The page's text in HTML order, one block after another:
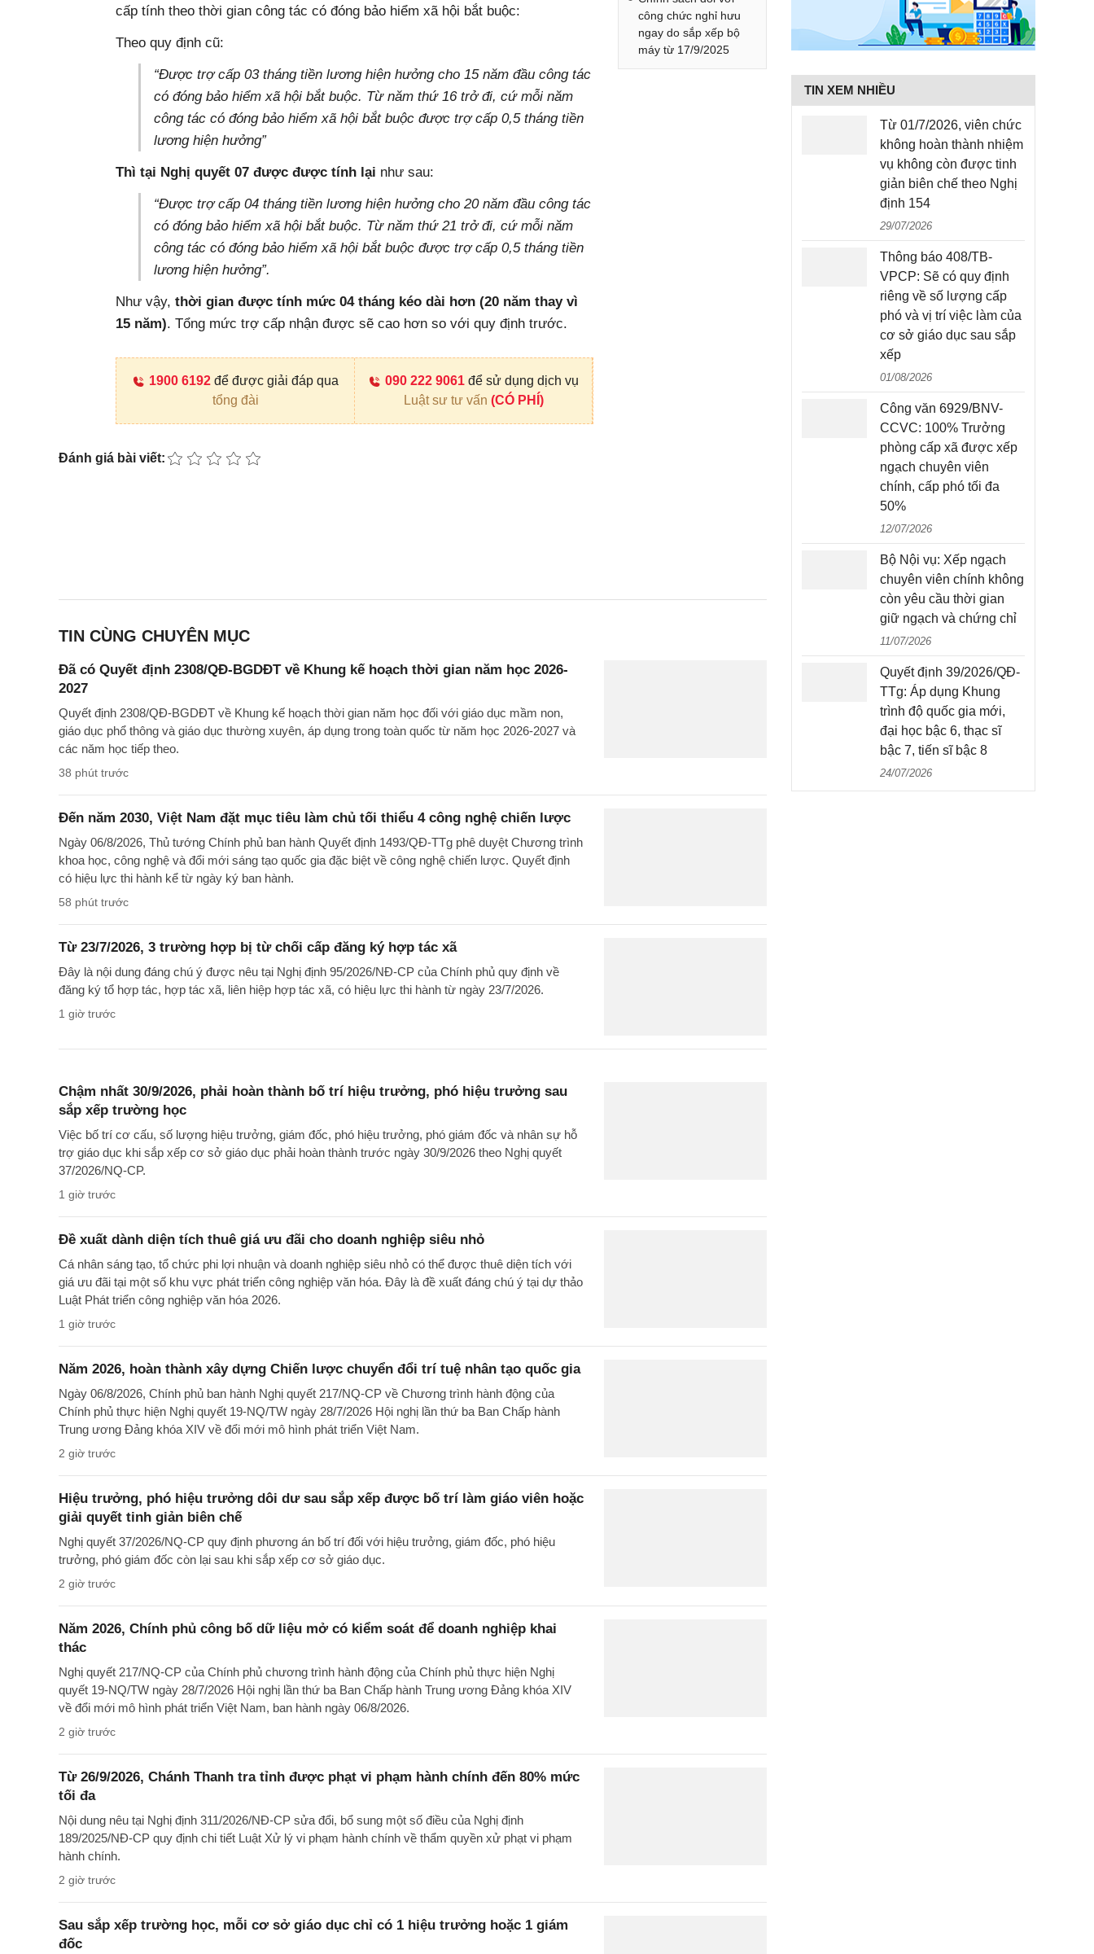
cấp tính theo thời gian công tác có đóng bảo hiểm xã hội bắt buộc:
Theo quy định cũ:
“Được trợ cấp 03 tháng tiền lương hiện hưởng cho 15 năm đầu công tác
có đóng bảo hiểm xã hội bắt buộc. Từ năm thứ 16 trở đi, cứ mỗi năm
công tác có đóng bảo hiểm xã hội bắt buộc được trợ cấp 0,5 tháng tiền
lương hiện hưởng”
Thì tại Nghị quyết 07 được được tính lại như sau:
“Được trợ cấp 04 tháng tiền lương hiện hưởng cho 20 năm đầu công tác
có đóng bảo hiểm xã hội bắt buộc. Từ năm thứ 21 trở đi, cứ mỗi năm
công tác có đóng bảo hiểm xã hội bắt buộc được trợ cấp 0,5 tháng tiền
lương hiện hưởng”.
Như vậy, thời gian được tính mức 04 tháng kéo dài hơn (20 năm thay vì
15 năm). Tổng mức trợ cấp nhận được sẽ cao hơn so với quy định trước.
1900 6192 để được giải đáp qua
tổng đài
090 222 9061 để sử dụng dịch vụ
Luật sư tư vấn (CÓ PHÍ)
Đánh giá bài viết:
công chức nghỉ hưu
ngay do sắp xếp bộ
máy từ 17/9/2025
TIN CÙNG CHUYÊN MỤC
Đã có Quyết định 2308/QĐ-BGDĐT về Khung kế hoạch thời gian năm học 2026-
2027
Quyết định 2308/QĐ-BGDĐT về Khung kế hoạch thời gian năm học đối với giáo dục mầm non,
giáo dục phổ thông và giáo dục thường xuyên, áp dụng trong toàn quốc từ năm học 2026-2027 và
các năm học tiếp theo.
38 phút trước
Đến năm 2030, Việt Nam đặt mục tiêu làm chủ tối thiểu 4 công nghệ chiến lược
Ngày 06/8/2026, Thủ tướng Chính phủ ban hành Quyết định 1493/QĐ-TTg phê duyệt Chương trình
khoa học, công nghệ và đổi mới sáng tạo quốc gia đặc biệt về công nghệ chiến lược. Quyết định
có hiệu lực thi hành kể từ ngày ký ban hành.
58 phút trước
Từ 23/7/2026, 3 trường hợp bị từ chối cấp đăng ký hợp tác xã
Đây là nội dung đáng chú ý được nêu tại Nghị định 95/2026/NĐ-CP của Chính phủ quy định về
đăng ký tổ hợp tác, hợp tác xã, liên hiệp hợp tác xã, có hiệu lực thi hành từ ngày 23/7/2026.
1 giờ trước
Chậm nhất 30/9/2026, phải hoàn thành bố trí hiệu trưởng, phó hiệu trưởng sau
sắp xếp trường học
Việc bố trí cơ cấu, số lượng hiệu trưởng, giám đốc, phó hiệu trưởng, phó giám đốc và nhân sự hỗ
trợ giáo dục khi sắp xếp cơ sở giáo dục phải hoàn thành trước ngày 30/9/2026 theo Nghị quyết
37/2026/NQ-CP.
1 giờ trước
Đề xuất dành diện tích thuê giá ưu đãi cho doanh nghiệp siêu nhỏ
Cá nhân sáng tạo, tổ chức phi lợi nhuận và doanh nghiệp siêu nhỏ có thể được thuê diện tích với
giá ưu đãi tại một số khu vực phát triển công nghiệp văn hóa. Đây là đề xuất đáng chú ý tại dự thảo
Luật Phát triển công nghiệp văn hóa 2026.
1 giờ trước
Năm 2026, hoàn thành xây dựng Chiến lược chuyển đổi trí tuệ nhân tạo quốc gia
Ngày 06/8/2026, Chính phủ ban hành Nghị quyết 217/NQ-CP về Chương trình hành động của
Chính phủ thực hiện Nghị quyết 19-NQ/TW ngày 28/7/2026 Hội nghị lần thứ ba Ban Chấp hành
Trung ương Đảng khóa XIV về đổi mới mô hình phát triển Việt Nam.
2 giờ trước
Hiệu trưởng, phó hiệu trưởng dôi dư sau sắp xếp được bố trí làm giáo viên hoặc
giải quyết tinh giản biên chế
Nghị quyết 37/2026/NQ-CP quy định phương án bố trí đối với hiệu trưởng, giám đốc, phó hiệu
trưởng, phó giám đốc còn lại sau khi sắp xếp cơ sở giáo dục.
2 giờ trước
Năm 2026, Chính phủ công bố dữ liệu mở có kiểm soát để doanh nghiệp khai
thác
Nghị quyết 217/NQ-CP của Chính phủ chương trình hành động của Chính phủ thực hiện Nghị
quyết 19-NQ/TW ngày 28/7/2026 Hội nghị lần thứ ba Ban Chấp hành Trung ương Đảng khóa XIV
về đổi mới mô hình phát triển Việt Nam, ban hành ngày 06/8/2026.
2 giờ trước
Từ 26/9/2026, Chánh Thanh tra tỉnh được phạt vi phạm hành chính đến 80% mức
tối đa
Nội dung nêu tại Nghị định 311/2026/NĐ-CP sửa đổi, bổ sung một số điều của Nghị định
189/2025/NĐ-CP quy định chi tiết Luật Xử lý vi phạm hành chính về thẩm quyền xử phạt vi phạm
hành chính.
2 giờ trước
Sau sắp xếp trường học, mỗi cơ sở giáo dục chỉ có 1 hiệu trưởng hoặc 1 giám
đốc
TIN XEM NHIỀU
Từ 01/7/2026, viên chức
không hoàn thành nhiệm
vụ không còn được tinh
giản biên chế theo Nghị
định 154
29/07/2026
Thông báo 408/TB-
VPCP: Sẽ có quy định
riêng về số lượng cấp
phó và vị trí việc làm của
cơ sở giáo dục sau sắp
xếp
01/08/2026
Công văn 6929/BNV-
CCVC: 100% Trưởng
phòng cấp xã được xếp
ngạch chuyên viên
chính, cấp phó tối đa
50%
12/07/2026
Bộ Nội vụ: Xếp ngạch
chuyên viên chính không
còn yêu cầu thời gian
giữ ngạch và chứng chỉ
11/07/2026
Quyết định 39/2026/QĐ-
TTg: Áp dụng Khung
trình độ quốc gia mới,
đại học bậc 6, thạc sĩ
bậc 7, tiến sĩ bậc 8
24/07/2026